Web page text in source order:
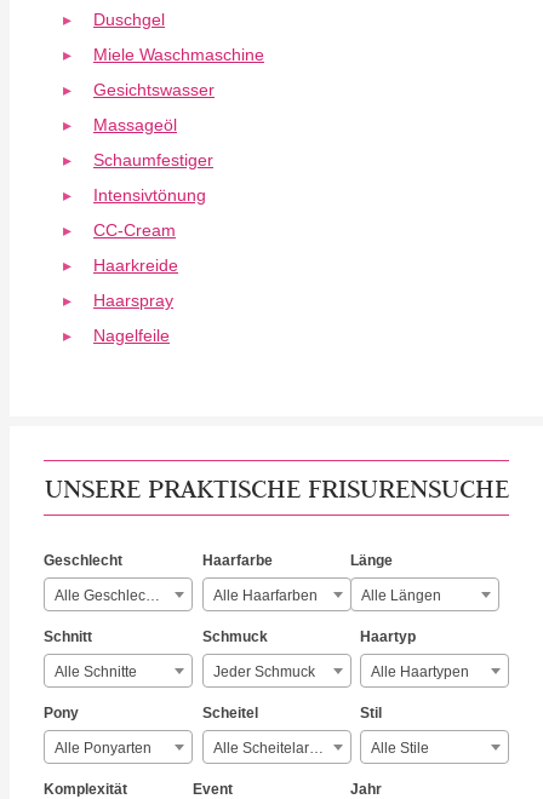
Duschgel
Miele Waschmaschine
Gesichtswasser
Massageöl
Schaumfestiger
Intensivtönung
CC-Cream
Haarkreide
Haarspray
Nagelfeile
UNSERE PRAKTISCHE FRISURENSUCHE
Geschlecht
Alle Geschlechter
Haarfarbe
Alle Haarfarben
Länge
Alle Längen
Schnitt
Alle Schnitte
Schmuck
Jeder Schmuck
Haartyp
Alle Haartypen
Pony
Alle Ponyarten
Scheitel
Alle Scheitelarten
Stil
Alle Stile
Komplexität Event Jahr